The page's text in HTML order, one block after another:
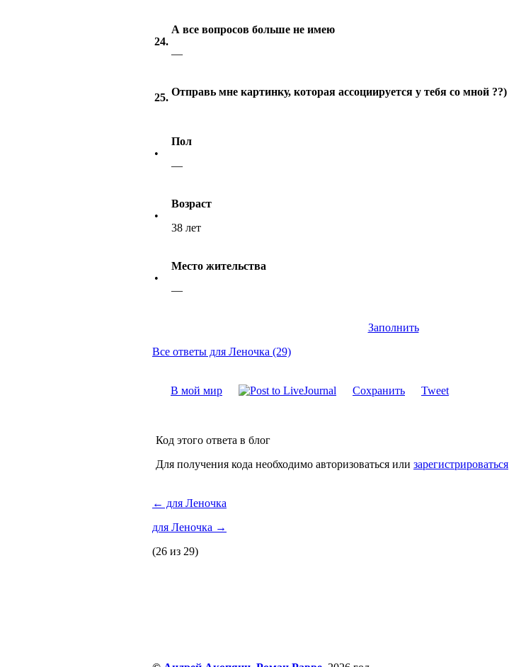
24.
А все вопросов больше не имею
—
25. Отправь мне картинку, которая ассоциируется у тебя со мной ??)
•
Пол
—
•
Возраст
38 лет
•
Место жительства
—
Заполнить
Все ответы для Леночка (29)
В мой мир Сохранить Tweet
Код этого ответа в блог
Для получения кода необходимо авторизоваться или зарегистрироваться
← для Леночка
для Леночка →
(26 из 29)